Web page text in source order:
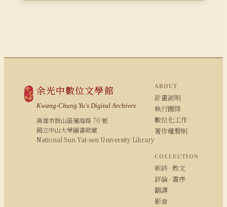
余光中數位文學館
Kwang-Chung Yu's Digital Archives
高雄市鼓山區蓮海路 70 號
國立中山大學圖書館藏
National Sun Yat-sen University Library
ABOUT
計畫說明
執行團隊
數位化工作
著作權聲明
COLLECTION
新詩 · 散文
評論 · 書序
翻譯
影音